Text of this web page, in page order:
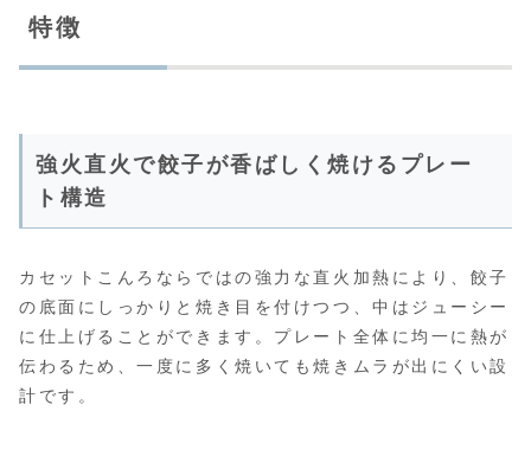
特徴
強火直火で餃子が香ばしく焼けるプレー
ト構造
カセットこんろならではの強力な直火加熱により、餃子
の底面にしっかりと焼き目を付けつつ、中はジューシー
に仕上げることができます。プレート全体に均一に熱が
伝わるため、一度に多く焼いても焼きムラが出にくい設
計です。